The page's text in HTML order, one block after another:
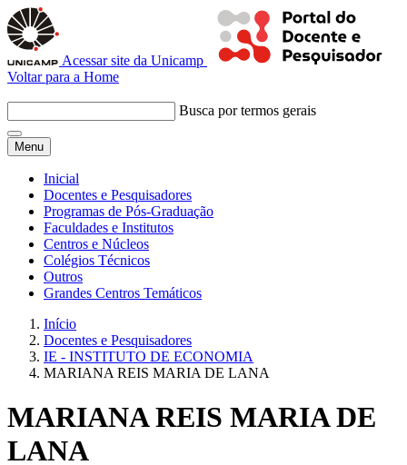
Acessar site da Unicamp
Voltar para a Home
Busca por termos gerais
Menu
Inicial
Docentes e Pesquisadores
Programas de Pós-Graduação
Faculdades e Institutos
Centros e Núcleos
Colégios Técnicos
Outros
Grandes Centros Temáticos
Início
Docentes e Pesquisadores
IE - INSTITUTO DE ECONOMIA
MARIANA REIS MARIA DE LANA
MARIANA REIS MARIA DE
LANA